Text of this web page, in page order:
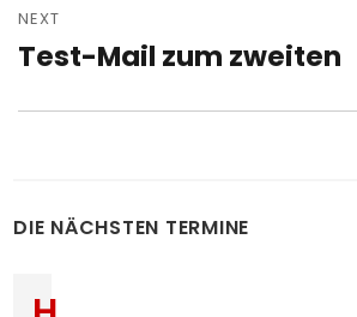
NEXT
Next
Test-Mail zum zweiten
DIE NÄCHSTEN TERMINE